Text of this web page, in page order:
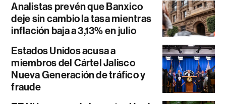
Analistas prevén que Banxico
deje sin cambio la tasa mientras
inflación baja a 3,13% en julio
Estados Unidos acusa a
miembros del Cártel Jalisco
Nueva Generación de tráfico y
fraude